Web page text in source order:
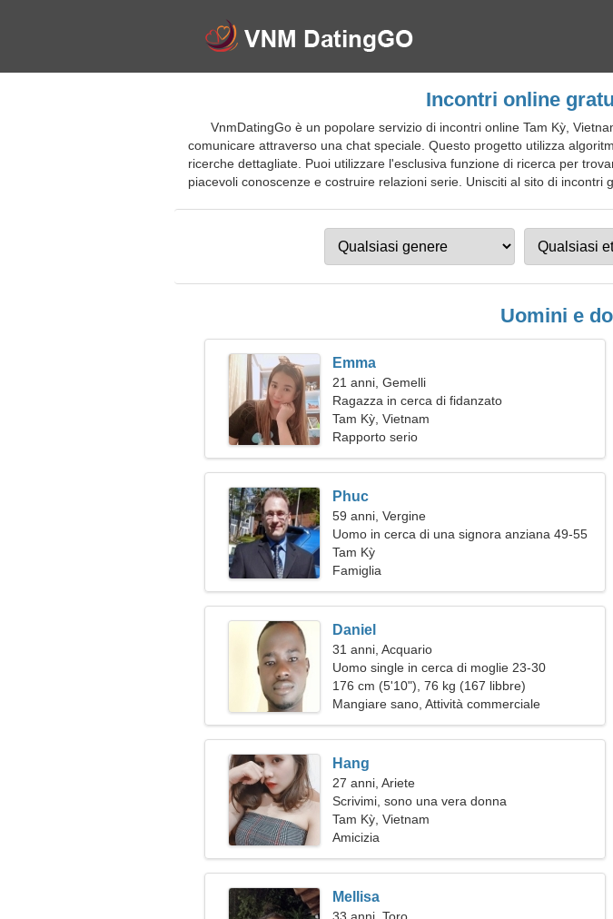
Incontri online
VnmDatingGo è un popolare servizio di incontri online Tam Kỳ,
comunicare attraverso una chat speciale. Questo progetto utilizza
ricerche dettagliate. Puoi utilizzare l'esclusiva funzione di ricerca per
piacevoli conoscenze e costruire relazioni serie. Unisciti al sito di incontri
Uomini e
Emma
21 anni, Gemelli
Ragazza in cerca di fidanzato
Tam Kỳ, Vietnam
Rapporto serio
Phuc
59 anni, Vergine
Uomo in cerca di una signora anziana 49-55
Tam Kỳ
Famiglia
Daniel
31 anni, Acquario
Uomo single in cerca di moglie 23-30
176 cm (5'10"), 76 kg (167 libbre)
Mangiare sano, Attività commerciale
Hang
27 anni, Ariete
Scrivimi, sono una vera donna
Tam Kỳ, Vietnam
Amicizia
Mellisa